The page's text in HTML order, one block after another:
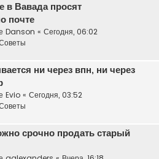
в Вавада просят
почте
Danson « Сегодня, 06:02
ни через впн, ни через
Evio « Сегодня, 03:52
срочно продать старый